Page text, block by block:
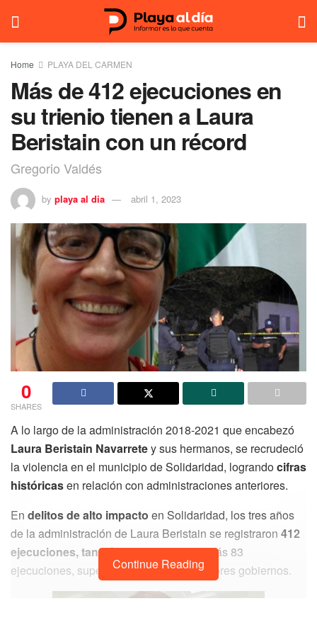
Home PLAYA DEL CARMEN
Más de 412 ejecuciones en
su trienio tienen a Laura
Beristain con un récord
Gregorio Valdés
by playa al dia abril 1, 2023
0
SHARES
A lo largo de la administración 2018-2021 que encabezó
Laura Beristain Navarretey sus hermanos, se recrudeció
la violencia en el municipio de Solidaridad, lograndocifras
históricasen relación con administraciones anteriores.
En delitos de alto impacto en Solidaridad, los tres años
de la administración de Laura Beristain se registraron 412
ejecuciones, tan sólo en 2021fueron más 83
ejecuciones, superando la cifra de anteriores gobiernos.
Continue Reading